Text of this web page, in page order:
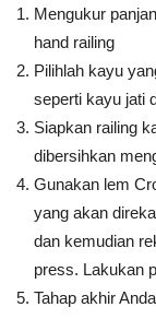
Mengukur
hand railing
Pilihlah kayu
seperti kayu jati
Siapkan railing
dibersihkan
Gunakan lem
yang akan
dan kemudian
press. Lakukan
Tahap akhir